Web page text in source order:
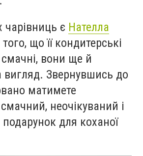
чарівниць є Нателла
що її кондитерські
вони ще й
вигляд. Звернувшись до
матимете
неочікуваний і
для коханої